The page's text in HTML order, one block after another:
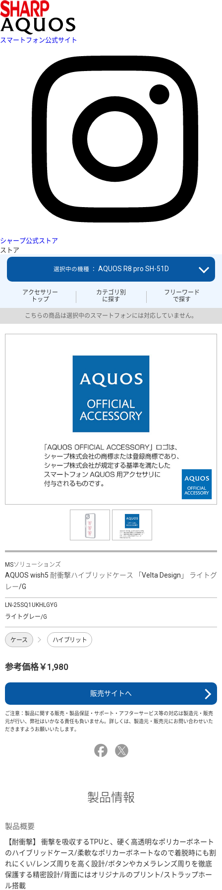
スマートフォン公式サイト
シャープ公式ストア
ストア
アクセサリー
トップ
カテゴリ別
に探す
フリーワード
で探す
選択中の機種 ： AQUOS R8 pro SH-51D
こちらの商品は選択中のスマートフォンには対応していません。
MSソリューションズ
AQUOS wish5 耐衝撃ハイブリッドケース 「Velta Design」 ライトグ
レー/G
LN-25SQ1UKHLGYG
ライトグレー/G
ケース ハイブリット
参考価格￥1,980
販売サイトへ
ご注意：製品に関する販売・製品保証・サポート・アフターサービス等の対応は製造元・販売
元が行い、弊社はいかなる責任も負いません。詳しくは、製造元・販売元にお問い合わせいた
だきますようお願いいたします。
製品情報
製品概要
【耐衝撃】 衝撃を吸収するTPUと、硬く高透明なポリカーボネート
のハイブリッドケース/柔軟なポリカーボネートなので着脱時にも割
れにくい/レンズ周りを高く設計/ボタンやカメラレンズ周りを徹底
保護する精密設計/背面にはオリジナルのプリント/ストラップホー
ル搭載